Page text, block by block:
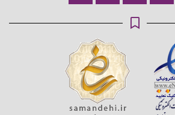
محافظت شده توسط